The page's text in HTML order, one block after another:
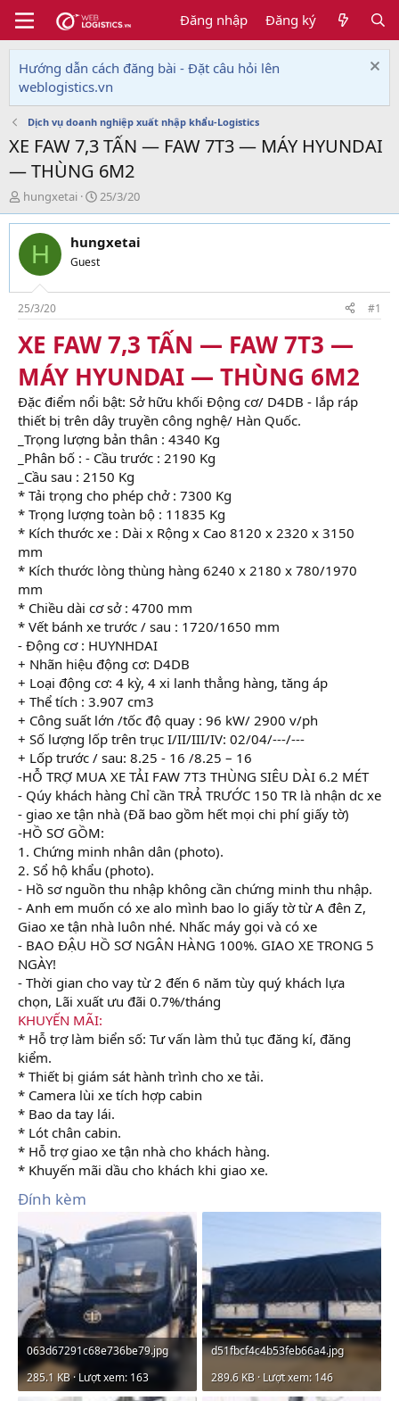
Đăng nhập Đăng ký
Hướng dẫn cách đăng bài - Đặt câu hỏi lên
weblogistics.vn
Dịch vụ doanh nghiệp xuất nhập khẩu-Logistics
XE FAW 7,3 TẤN — FAW 7T3 — MÁY HYUNDAI
— THÙNG 6M2
T
h
r
e
d
s
t
a
r
t
e
r
hungxetai
N
g
à
y
g
i
25/3/20
H hungxetai
Guest
25/3/20 #1
XE FAW 7,3 TẤN — FAW 7T3 —
MÁY HYUNDAI — THÙNG 6M2
Đặc điểm nổi bật: Sở hữu khối Động cơ/ D4DB - lắp ráp
thiết bị trên dây truyền công nghệ/ Hàn Quốc.
_Trọng lượng bản thân : 4340 Kg
_Phân bố : - Cầu trước : 2190 Kg
_Cầu sau : 2150 Kg
* Tải trọng cho phép chở : 7300 Kg
* Trọng lượng toàn bộ : 11835 Kg
* Kích thước xe : Dài x Rộng x Cao 8120 x 2320 x 3150
mm
* Kích thước lòng thùng hàng 6240 x 2180 x 780/1970
mm
* Chiều dài cơ sở : 4700 mm
* Vết bánh xe trước / sau : 1720/1650 mm
- Động cơ : HUYNHDAI
+ Nhãn hiệu động cơ: D4DB
+ Loại động cơ: 4 kỳ, 4 xi lanh thẳng hàng, tăng áp
+ Thể tích : 3.907 cm3
+ Công suất lớn /tốc độ quay : 96 kW/ 2900 v/ph
+ Số lượng lốp trên trục I/II/III/IV: 02/04/---/---
+ Lốp trước / sau: 8.25 - 16 /8.25 – 16
-HỖ TRỢ MUA XE TẢI FAW 7T3 THÙNG SIÊU DÀI 6.2 MÉT
- Qúy khách hàng Chỉ cần TRẢ TRƯỚC 150 TR là nhận dc xe
- giao xe tận nhà (Đã bao gồm hết mọi chi phí giấy tờ)
-HỒ SƠ GỒM:
1. Chứng minh nhân dân (photo).
2. Sổ hộ khẩu (photo).
- Hồ sơ nguồn thu nhập không cần chứng minh thu nhập.
- Anh em muốn có xe alo mình bao lo giấy tờ từ A đên Z,
Giao xe tận nhà luôn nhé. Nhấc máy gọi và có xe
- BAO ĐẬU HỒ SƠ NGÂN HÀNG 100%. GIAO XE TRONG 5
NGÀY!
- Thời gian cho vay từ 2 đến 6 năm tùy quý khách lựa
chọn, Lãi xuất ưu đãi 0.7%/tháng
KHUYẾN MÃI:
* Hỗ trợ làm biển số: Tư vấn làm thủ tục đăng kí, đăng
kiểm.
* Thiết bị giám sát hành trình cho xe tải.
* Camera lùi xe tích hợp cabin
* Bao da tay lái.
* Lót chân cabin.
* Hỗ trợ giao xe tận nhà cho khách hàng.
* Khuyến mãi dầu cho khách khi giao xe.
Đính kèm
063d67291c68e736be79.jpg
285.1 KB · Lượt xem: 163
d51fbcf4c4b53feb66a4.jpg
289.6 KB · Lượt xem: 146